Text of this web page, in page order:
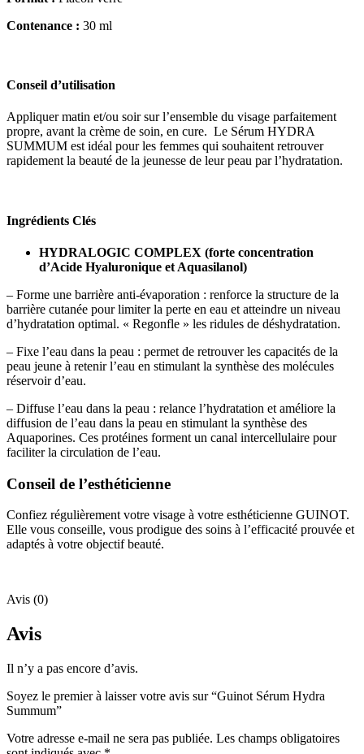
Contenance : 30 ml
Conseil d’utilisation
Appliquer matin et/ou soir sur l’ensemble du visage parfaitement
propre, avant la crème de soin, en cure. Le Sérum HYDRA
SUMMUM est idéal pour les femmes qui souhaitent retrouver
rapidement la beauté de la jeunesse de leur peau par l’hydratation.
Ingrédients Clés
HYDRALOGIC COMPLEX (forte concentration
d’Acide Hyaluronique et Aquasilanol)
– Forme une barrière anti-évaporation : renforce la structure de la
barrière cutanée pour limiter la perte en eau et atteindre un niveau
d’hydratation optimal. « Regonfle » les ridules de déshydratation.
– Fixe l’eau dans la peau : permet de retrouver les capacités de la
peau jeune à retenir l’eau en stimulant la synthèse des molécules
réservoir d’eau.
– Diffuse l’eau dans la peau : relance l’hydratation et améliore la
diffusion de l’eau dans la peau en stimulant la synthèse des
Aquaporines. Ces protéines forment un canal intercellulaire pour
faciliter la circulation de l’eau.
Conseil de l’esthéticienne
Confiez régulièrement votre visage à votre esthéticienne GUINOT.
Elle vous conseille, vous prodigue des soins à l’efficacité prouvée et
adaptés à votre objectif beauté.
Avis (0)
Avis
Il n’y a pas encore d’avis.
Soyez le premier à laisser votre avis sur “Guinot Sérum Hydra
Summum”
Votre adresse e-mail ne sera pas publiée. Les champs obligatoires